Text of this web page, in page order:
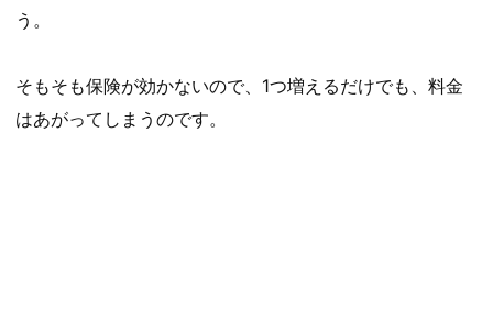
う。
そもそも保険が効かないので、1つ増えるだけでも、料金
はあがってしまうのです。